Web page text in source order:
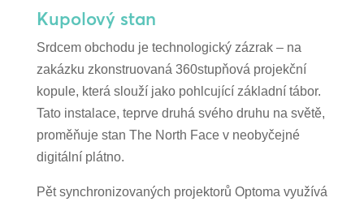
Kupolový stan
Srdcem obchodu je technologický zázrak – na
zakázku zkonstruovaná 360stupňová projekční
kopule, která slouží jako pohlcující základní tábor.
Tato instalace, teprve druhá svého druhu na světě,
proměňuje stan The North Face v neobyčejné
digitální plátno.
Pět synchronizovaných projektorů Optoma využívá